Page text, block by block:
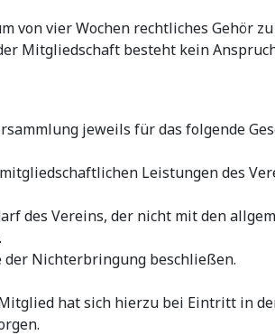
von vier Wochen rechtliches Gehör
Mitgliedschaft besteht kein
jeweils für das folgende
Leistungen des
des Vereins, der nicht mit den
Nichterbringung beschließen.
hat sich hierzu bei Eintritt in